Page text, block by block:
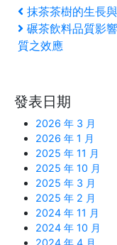
文
章
覽
上
一
篇
抹茶茶樹的生長
下
一
章
碾茶飲料品質影
質之效應
發表日期
2026 年 3 月
2026 年 1 月
2025 年 11 月
2025 年 10 月
2025 年 3 月
2025 年 2 月
2024 年 11 月
2024 年 10 月
2024 年 4 月